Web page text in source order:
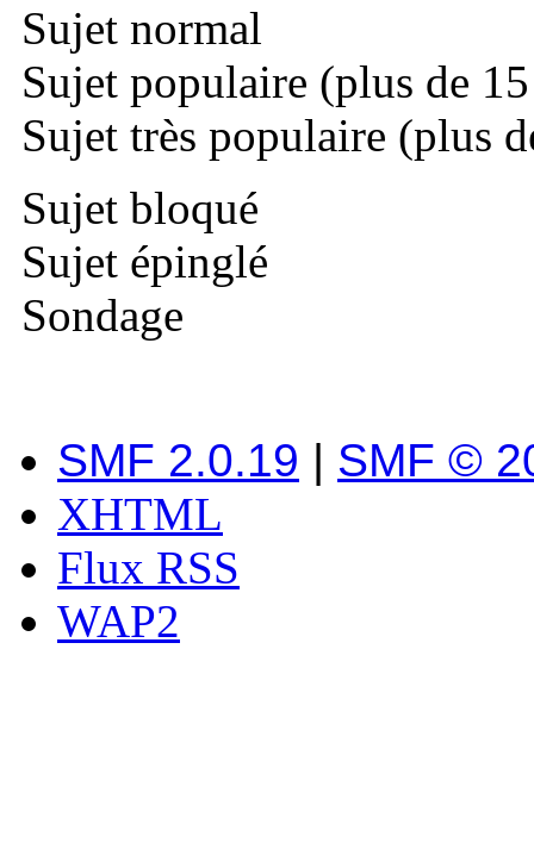
Sujet normal
Sujet populaire (plus de
Sujet très populaire (plus
Sujet bloqué
Sujet épinglé
Sondage
SMF 2.0.19 | SMF ©
XHTML
Flux RSS
WAP2